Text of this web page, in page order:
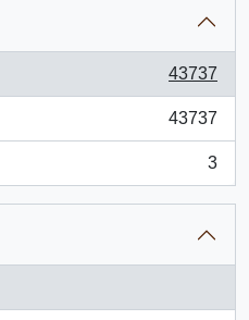
43737
43737
3